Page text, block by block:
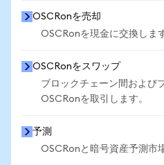
OSCRonを売却
OSCRonを現金に交換しま
OSCRonをスワップ
ブロックチェーン間および
OSCRonを取引します。
予測
OSCRonと暗号資産予測市